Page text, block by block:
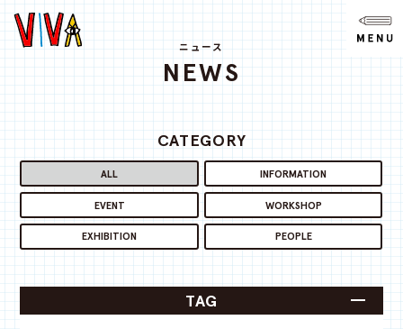
ABOUT
SPACE
スペース
アクセス
お問い合わせ
ニュース
NEWS
CATEGORY
ALL INFORMATION
EVENT WORKSHOP
EXHIBITION PEOPLE
TAG